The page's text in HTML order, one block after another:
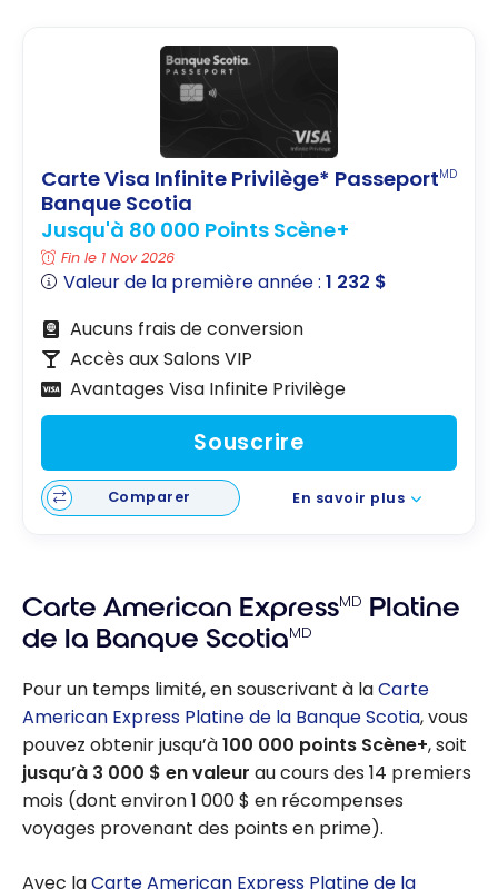
Carte Visa Infinite Privilège* PasseportMD
Banque Scotia
Jusqu'à 80 000 Points Scène+
Fin le 1 Nov 2026
Valeur de la première année :1 232 $
Aucuns frais de conversion
Accès aux Salons VIP
Avantages Visa Infinite Privilège
Souscrire
Comparer En savoir plus
Carte American ExpressMD Platine
de la Banque ScotiaMD
Pour un temps limité, en souscrivant à laCarte
American Express Platine de la Banque Scotia, vous
pouvez obtenir jusqu’à100 000 points Scène+, soit
jusqu’à 3 000 $ en valeur au cours des 14 premiers
mois (dont environ 1 000 $ en récompenses
voyages provenant des points en prime).
Avec laCarte American Express Platine de la